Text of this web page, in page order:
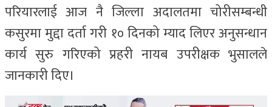
परियारलाई आज नै जिल्ला अदालतमा चोरीसम्बन्धी
कसुरमा मुद्दा दर्ता गरी १० दिनको म्याद लिएर अनुसन्धान
कार्य सुरु गरिएको प्रहरी नायब उपरीक्षक भुसालले
जानकारी दिए।